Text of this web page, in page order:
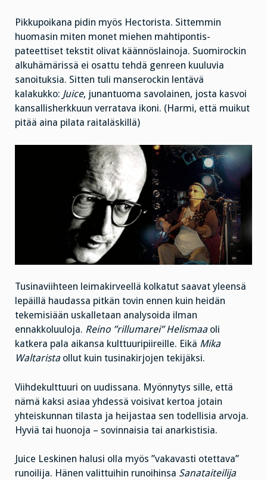
Pikkupoikana pidin myös Hectorista. Sittemmin
huomasin miten monet miehen mahtipontis-
pateettiset tekstit olivat käännöslainoja. Suomirockin
alkuhämärissä ei osattu tehdä genreen kuuluvia
sanoituksia. Sitten tuli manserockin lentävä
kalakukko: Juice, junantuoma savolainen, josta kasvoi
kansallisherkkuun verratava ikoni. (Harmi, että muikut
pitää aina pilata raitaläskillä)
Tusinaviihteen leimakirveellä kolkatut saavat yleensä
lepäillä haudassa pitkän tovin ennen kuin heidän
tekemisiään uskalletaan analysoida ilman
ennakkoluuloja. Reino ”rillumarei” Helismaa oli
katkera pala aikansa kulttuuripiireille. Eikä Mika
Waltarista ollut kuin tusinakirjojen tekijäksi.
Viihdekulttuuri on uudissana. Myönnytys sille, että
nämä kaksi asiaa yhdessä voisivat kertoa jotain
yhteiskunnan tilasta ja heijastaa sen todellisia arvoja.
Hyviä tai huonoja – sovinnaisia tai anarkistisia.
Juice Leskinen halusi olla myös ”vakavasti otettava”
runoilija. Hänen valittuihin runoihinsa Sanataiteilija